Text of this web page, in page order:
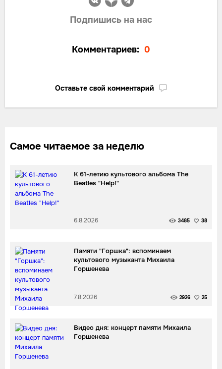
Подпишись на нас
Комментариев: 0
Оставьте свой комментарий
Самое читаемое за неделю
К 61-летию культового альбома The
Beatles "Help!"
6.8.2026 3485 38
Памяти "Горшка": вспоминаем
культового музыканта Михаила
Горшенева
7.8.2026 2926 25
Видео дня: концерт памяти Михаила
Горшенева